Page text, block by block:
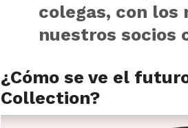
colegas, con los
nuestros socios
¿Cómo se ve el
Collection?